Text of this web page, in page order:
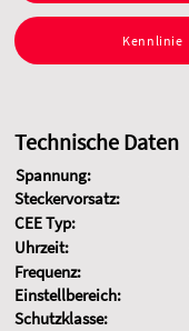
Kennlinie
Technische Daten
Spannung:
Steckervorsatz:
CEE Typ:
Uhrzeit:
Frequenz:
Einstellbereich:
Schutzklasse: